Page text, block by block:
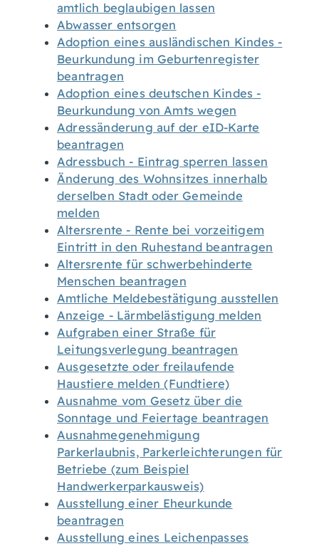
amtlich beglaubigen lassen
Abwasser entsorgen
Adoption eines ausländischen Kindes -
Beurkundung im Geburtenregister
beantragen
Adoption eines deutschen Kindes -
Beurkundung von Amts wegen
Adressänderung auf der eID-Karte
beantragen
Adressbuch - Eintrag sperren lassen
Änderung des Wohnsitzes innerhalb
derselben Stadt oder Gemeinde
melden
Altersrente - Rente bei vorzeitigem
Eintritt in den Ruhestand beantragen
Altersrente für schwerbehinderte
Menschen beantragen
Amtliche Meldebestätigung ausstellen
Anzeige - Lärmbelästigung melden
Aufgraben einer Straße für
Leitungsverlegung beantragen
Ausgesetzte oder freilaufende
Haustiere melden (Fundtiere)
Ausnahme vom Gesetz über die
Sonntage und Feiertage beantragen
Ausnahmegenehmigung
Parkerlaubnis, Parkerleichterungen für
Betriebe (zum Beispiel
Handwerkerparkausweis)
Ausstellung einer Eheurkunde
beantragen
Ausstellung eines Leichenpasses